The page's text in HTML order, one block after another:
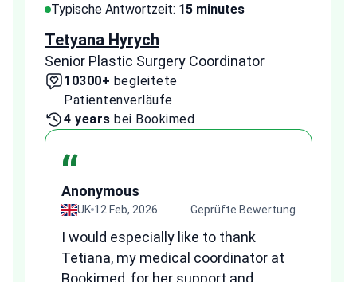
Typische Antwortzeit: 15 minutes
Tetyana Hyrych
Senior Plastic Surgery Coordinator
10300+ begleitete
Patientenverläufe
4 years bei Bookimed
“
Anonymous
UK 12 Feb, 2026 Geprüfte Bewertung
I would especially like to thank
Tetiana, my medical coordinator at
Bookimed, for her support and